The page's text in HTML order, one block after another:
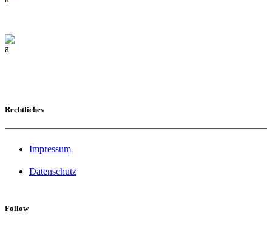
Rechtliches
Impressum
Datenschutz
Follow